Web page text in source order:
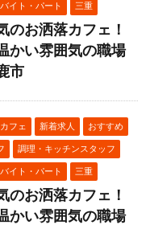
イト・パート 三重
のお洒落カフェ！
かい雰囲気の職場
市
カフェ 新着求人 おすすめ
調理・キッチンスタッフ
イト・パート 三重
のお洒落カフェ！
かい雰囲気の職場